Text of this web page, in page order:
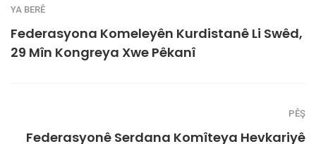
YA BERÊ
Federasyona Komeleyên Kurdistanê Li Swêd,
29 Mîn Kongreya Xwe Pêkanî
PÊŞ
Federasyonê Serdana Komîteya Hevkariyê